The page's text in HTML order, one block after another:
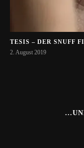
TESIS – DER SNUFF
2. August 2019